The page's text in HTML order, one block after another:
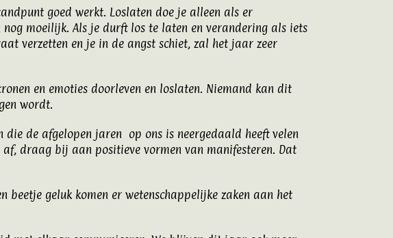
goed werkt. Loslaten doe je alleen als er
moeilijk. Als je durft los te laten en verandering als iets
verzetten en je in de angst schiet, zal het jaar zeer
en emoties doorleven en loslaten. Niemand kan dit
wordt.
de afgelopen jaren op ons is neergedaald heeft velen
draag bij aan positieve vormen van manifesteren. Dat
geluk komen er wetenschappelijke zaken aan het